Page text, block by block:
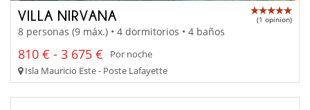
VILLA NIRVANA (1 opinion)
8 personas (9 máx.) • 4 dormitorios • 4 baños
810 € - 3 675 €
Por noche
Isla Mauricio Este - Poste Lafayette